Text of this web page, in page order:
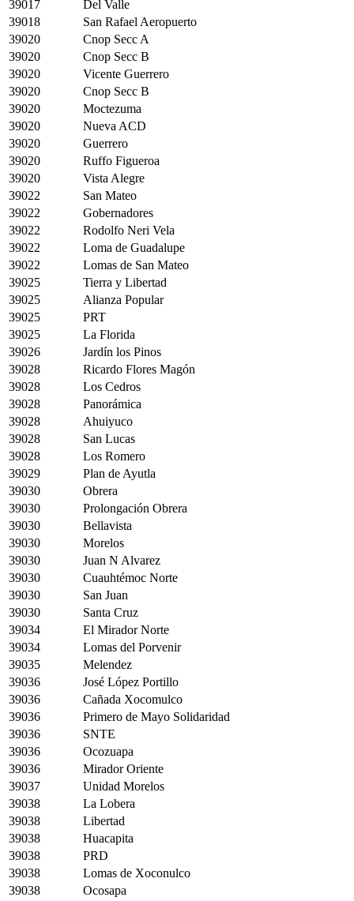
39017
Del Valle
39018
San Rafael Aeropuerto
39020
Cnop Secc A
39020
Cnop Secc B
39020
Vicente Guerrero
39020
Cnop Secc B
39020
Moctezuma
39020
Nueva ACD
39020
Guerrero
39020
Ruffo Figueroa
39020
Vista Alegre
39022
San Mateo
39022
Gobernadores
39022
Rodolfo Neri Vela
39022
Loma de Guadalupe
39022
Lomas de San Mateo
39025
Tierra y Libertad
39025
Alianza Popular
39025
PRT
39025
La Florida
39026
Jardín los Pinos
39028
Ricardo Flores Magón
39028
Los Cedros
39028
Panorámica
39028
Ahuiyuco
39028
San Lucas
39028
Los Romero
39029
Plan de Ayutla
39030
Obrera
39030
Prolongación Obrera
39030
Bellavista
39030
Morelos
39030
Juan N Alvarez
39030
Cuauhtémoc Norte
39030
San Juan
39030
Santa Cruz
39034
El Mirador Norte
39034
Lomas del Porvenir
39035
Melendez
39036
José López Portillo
39036
Cañada Xocomulco
39036
Primero de Mayo Solidaridad
39036
SNTE
39036
Ocozuapa
39036
Mirador Oriente
39037
Unidad Morelos
39038
La Lobera
39038
Libertad
39038
Huacapita
39038
PRD
39038
Lomas de Xoconulco
39038
Ocosapa